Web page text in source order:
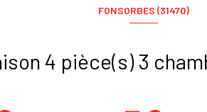
FONSORBES (31470)